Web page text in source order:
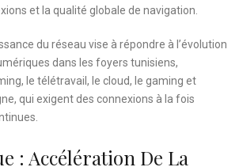
et la qualité globale de navigation.
du réseau vise à répondre à l’évolution
dans les foyers tunisiens,
le télétravail, le cloud, le gaming et
qui exigent des connexions à la fois
: Accélération De La